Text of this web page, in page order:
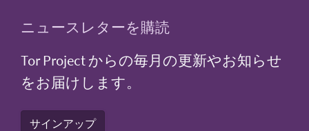
ニュースレターを購読
Tor Project からの毎月の更新やお知らせ
をお届けします。
サインアップ